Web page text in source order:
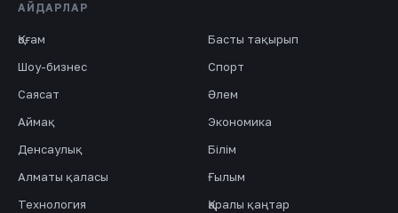
АЙДАРЛАР
Қоғам
Басты тақырып
Шоу-бизнес
Спорт
Саясат
Әлем
Аймақ
Экономика
Денсаулық
Білім
Алматы қаласы
Ғылым
Технология
Қаралы қаңтар